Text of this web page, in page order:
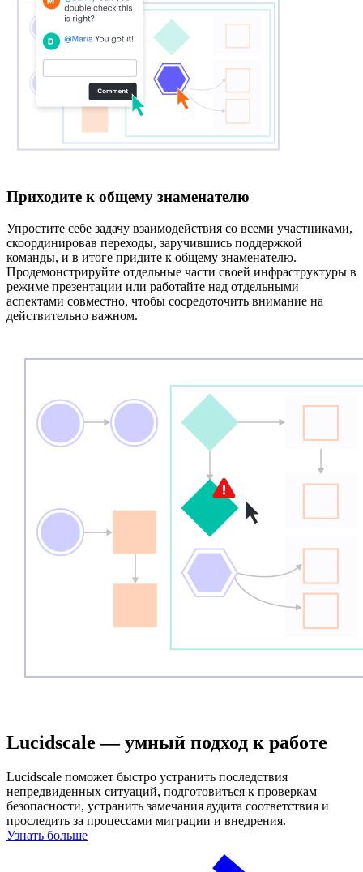
Приходите к общему знаменателю
Упростите себе задачу взаимодействия со всеми участниками,
скоординировав переходы, заручившись поддержкой
команды, и в итоге придите к общему знаменателю.
Продемонстрируйте отдельные части своей инфраструктуры в
режиме презентации или работайте над отдельными
аспектами совместно, чтобы сосредоточить внимание на
действительно важном.
Lucidscale — умный подход к работе
Lucidscale поможет быстро устранить последствия
непредвиденных ситуаций, подготовиться к проверкам
безопасности, устранить замечания аудита соответствия и
проследить за процессами миграции и внедрения.
Узнать больше